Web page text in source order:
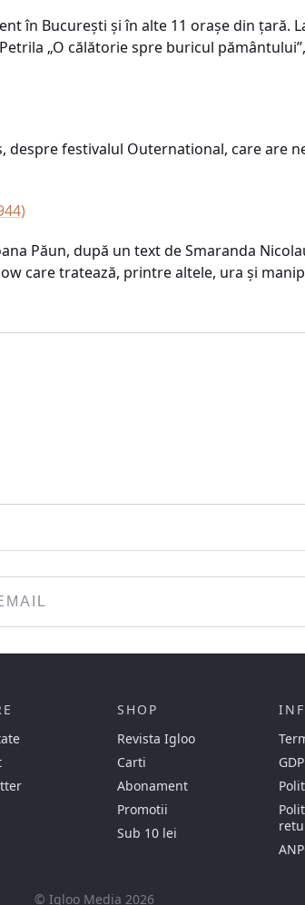
în București și în alte 11 orașe din țară.
„O călătorie spre buricul
despre festivalul Outernational, care are
Păun, după un text de Smaranda
care tratează, printre altele, ura și
SHOP
Revista Igloo
Carti
Abonament
Promotii
Sub 10 lei
© Igloo Media 2026